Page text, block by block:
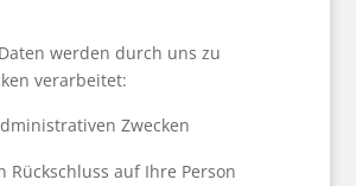
werden durch uns zu
verarbeitet:
Zwecken
Rückschluss auf Ihre Person